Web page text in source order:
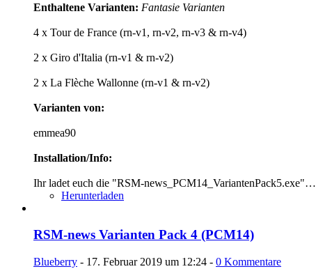
Enthaltene Varianten: Fantasie Varianten
4 x Tour de France (rn-v1, rn-v2, rn-v3 & rn-v4)
2 x Giro d'Italia (rn-v1 & rn-v2)
2 x La Flèche Wallonne (rn-v1 & rn-v2)
Varianten von:
emmea90
Installation/Info:
Ihr ladet euch die "RSM-news_PCM14_VariantenPack5.exe"…
Herunterladen
RSM-news Varianten Pack 4 (PCM14)
Blueberry - 17. Februar 2019 um 12:24 - 0 Kommentare